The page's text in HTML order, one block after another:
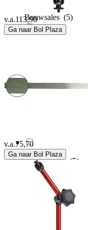
Bouwsales (5)
BRÜDER
Calvin Klein (5)
Camille Bauer
v.a.113,90
Ga naar Bol Plaza
v.a.75,70
Ga naar Bol Plaza